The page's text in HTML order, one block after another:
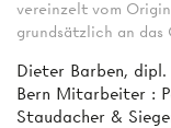
vereinzelt vom
grundsätzlich an das
Dieter Barben,
Bern Mitarbeiter :
Staudacher &